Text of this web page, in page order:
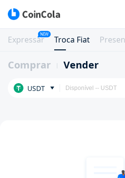
Expressar
NEW
Troca Fiat
Comprar Vender
USDT